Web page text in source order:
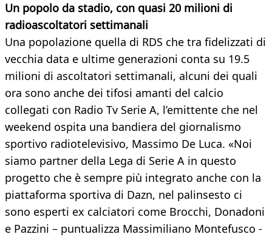
Un popolo da stadio, con quasi 20 milioni di
radioascoltatori settimanali
Una popolazione quella di RDS che tra fidelizzati di
vecchia data e ultime generazioni conta su 19.5
milioni di ascoltatori settimanali, alcuni dei quali
ora sono anche dei tifosi amanti del calcio
collegati con Radio Tv Serie A, l’emittente che nel
weekend ospita una bandiera del giornalismo
sportivo radiotelevisivo, Massimo De Luca. «Noi
siamo partner della Lega di Serie A in questo
progetto che è sempre più integrato anche con la
piattaforma sportiva di Dazn, nel palinsesto ci
sono esperti ex calciatori come Brocchi, Donadoni
e Pazzini – puntualizza Massimiliano Montefusco -